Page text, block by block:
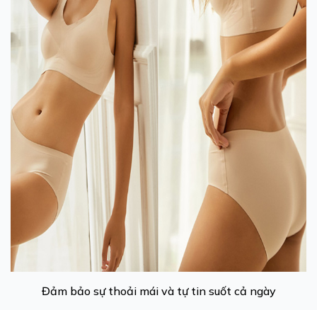
Đảm bảo sự thoải mái và tự tin suốt cả ngày